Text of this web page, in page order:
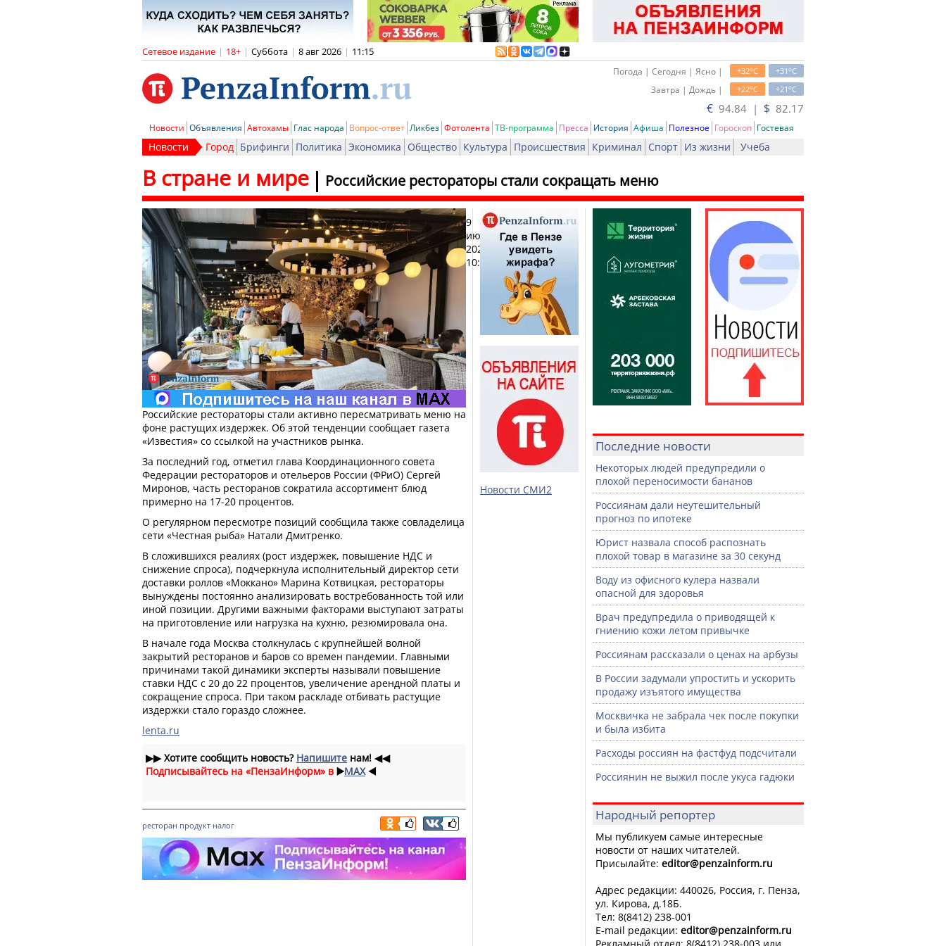
Сетевое издание | 18+ | Суббота | 8 авг 2026 | 11:15
+31oC
+32oC
Погода | Сегодня | Ясно |
+21oC
+22oC
Завтра | Дождь |
€ 94.84 | $ 82.17
Новости Объявления Автохамы Глас народа Вопрос-ответ Ликбез Фотолента ТВ-программа Пресса История Афиша Полезное Гороскоп Гостевая
Новости Город Брифинги Политика Экономика Общество Культура Происшествия Криминал Спорт Из жизни Учеба
Российские рестораторы стали сокращать меню
В стране и мире
9
июля
2026,
10:47
Печать
Российские рестораторы стали активно пересматривать меню на
фоне растущих издержек. Об этой тенденции сообщает газета
«Известия» со ссылкой на участников рынка.
За последний год, отметил глава Координационного совета
Федерации рестораторов и отельеров России (ФРиО) Сергей
Миронов, часть ресторанов сократила ассортимент блюд
примерно на 17-20 процентов.
О регулярном пересмотре позиций сообщила также совладелица
сети «Честная рыба» Натали Дмитренко.
В сложившихся реалиях (рост издержек, повышение НДС и
снижение спроса), подчеркнула исполнительный директор сети
доставки роллов «Моккано» Марина Котвицкая, рестораторы
вынуждены постоянно анализировать востребованность той или
иной позиции. Другими важными факторами выступают затраты
на приготовление или нагрузка на кухню, резюмировала она.
В начале года Москва столкнулась с крупнейшей волной
закрытий ресторанов и баров со времен пандемии. Главными
причинами такой динамики эксперты называли повышение
ставки НДС с 20 до 22 процентов, увеличение арендной платы и
сокращение спроса. При таком раскладе отбивать растущие
издержки стало гораздо сложнее.
lenta.ru
▶▶Хотите сообщить новость? Напишите нам! ◀◀
Подписывайтесь на «ПензаИнформ» в ▶️MAX ◀️
ресторан продукт налог
Новости СМИ2
Последние новости
Некоторых людей предупредили о
плохой переносимости бананов
Россиянам дали неутешительный
прогноз по ипотеке
Юрист назвала способ распознать
плохой товар в магазине за 30 секунд
Воду из офисного кулера назвали
опасной для здоровья
Врач предупредила о приводящей к
гниению кожи летом привычке
Россиянам рассказали о ценах на арбузы
В России задумали упростить и ускорить
продажу изъятого имущества
Москвичка не забрала чек после покупки
и была избита
Расходы россиян на фастфуд подсчитали
Россиянин не выжил после укуса гадюки
Народный репортер
Мы публикуем самые интересные
новости от наших читателей.
Присылайте: editor@penzainform.ru
Адрес редакции: 440026, Россия, г. Пенза,
ул. Кирова, д.18Б.
Тел: 8(8412) 238-001
E-mail редакции: editor@penzainform.ru